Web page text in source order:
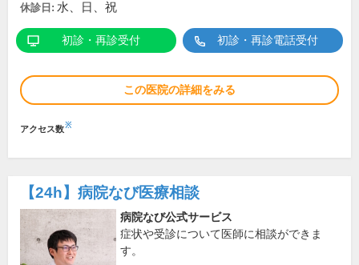
休診日: 水、日、祝
初診・再診受付 初診・再診電話受付
この医院の詳細をみる
アクセス数※
【24h】 病院なび医療相談
病院なび公式サービス
症状や受診について医師に相談ができま
す。